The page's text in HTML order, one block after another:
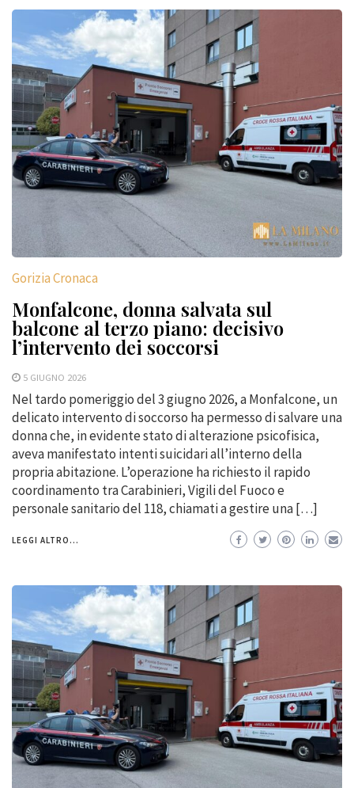
Gorizia Cronaca
Monfalcone, donna salvata sul
balcone al terzo piano: decisivo
l’intervento dei soccorsi
5 GIUGNO 2026
Nel tardo pomeriggio del 3 giugno 2026, a Monfalcone, un
delicato intervento di soccorso ha permesso di salvare una
donna che, in evidente stato di alterazione psicofisica,
aveva manifestato intenti suicidari all’interno della
propria abitazione. L’operazione ha richiesto il rapido
coordinamento tra Carabinieri, Vigili del Fuoco e
personale sanitario del 118, chiamati a gestire una […]
LEGGI ALTRO...